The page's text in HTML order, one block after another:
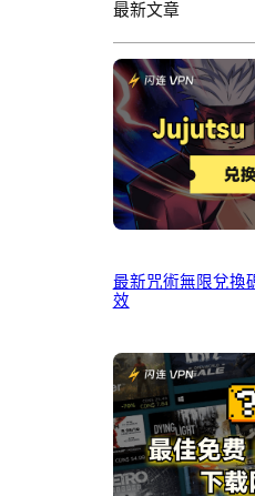
最新文章
最新咒術無限兌換
效